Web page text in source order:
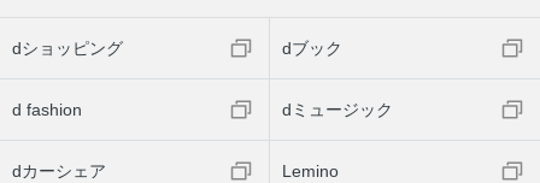
dショッピング dブック
d fashion dミュージック
dカーシェア Lemino